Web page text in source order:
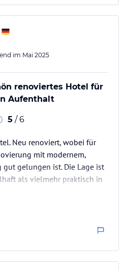
im Mai 2025
renoviertes Hotel für
Aufenthalt
5 / 6
Neu renoviert, wobei für
mit modernem,
gut gelungen ist. Die Lage ist
als vielmehr praktisch in